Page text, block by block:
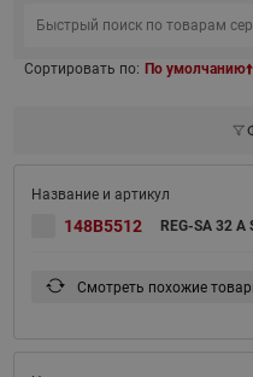
Сортировать по: По умолчанию
148B5512 REG-SA 32 A
Смотреть похожие